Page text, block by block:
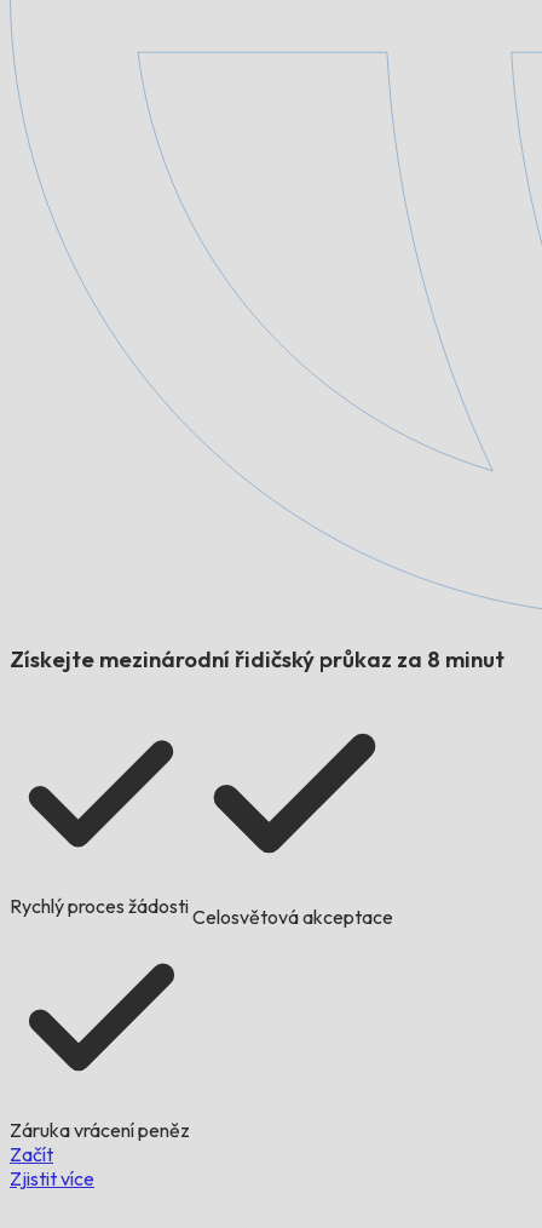
Získejte mezinárodní řidičský průkaz za 8 minut
Rychlý proces žádostiCelosvětová akceptace
Záruka vrácení peněz
Začít
Zjistit více